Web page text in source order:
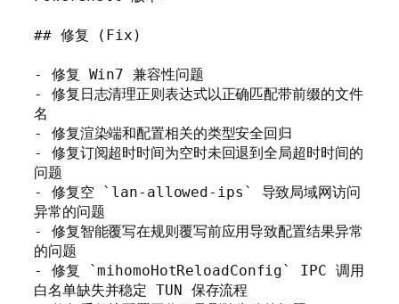
## 修复 (Fix)
- 修复 Win7 兼容性问题
- 修复日志清理正则表达式以正确匹配带前缀的文件
名
- 修复渲染端和配置相关的类型安全回归
- 修复订阅超时时间为空时未回退到全局超时时间的
问题
- 修复空 `lan-allowed-ips` 导致局域网访问
异常的问题
- 修复智能覆写在规则覆写前应用导致配置结果异常
的问题
- 修复 `mihomoHotReloadConfig` IPC 调用
白名单缺失并稳定 TUN 保存流程